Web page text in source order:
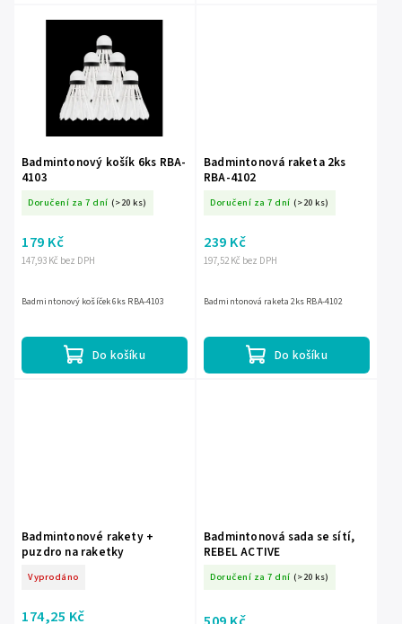
Badmintonový košík 6ks RBA-
4103
Doručení za 7 dní (>20 ks)
147,93 Kč bez DPH
179 Kč
Do košíku
Badmintonový košíček 6ks RBA-4103
Badmintonová raketa 2ks
RBA-4102
Doručení za 7 dní (>20 ks)
197,52 Kč bez DPH
239 Kč
Do košíku
Badmintonová raketa 2ks RBA-4102
Badmintonové rakety +
puzdro na raketky
Vyprodáno
174,25 Kč
Badmintonová sada se sítí,
REBEL ACTIVE
Doručení za 7 dní (>20 ks)